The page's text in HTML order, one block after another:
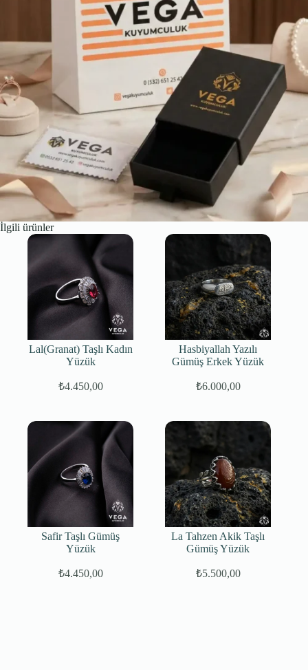
İlgili ürünler
Lal(Granat) Taşlı Kadın
Yüzük
₺4.450,00
Hasbiyallah Yazılı
Gümüş Erkek Yüzük
₺6.000,00
Safir Taşlı Gümüş
Yüzük
₺4.450,00
La Tahzen Akik Taşlı
Gümüş Yüzük
₺5.500,00